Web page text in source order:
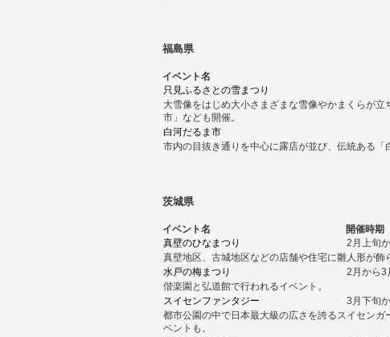
福島県
イベント名
只見ふるさとの雪まつり
大雪像をはじめ大小さまざまな雪像やかまくらが
市」なども開催。
白河だるま市
市内の目抜き通りを中心に露店が並び、伝統ある「
茨城県
イベント名 開催時期
真壁のひなまつり
2月上旬
真壁地区、古城地区などの店舗や住宅に雛人形が飾
水戸の梅まつり
2月から3
偕楽園と弘道館で行われるイベント。
スイセンファンタジー
3月下旬
都市公園の中で日本最大級の広さを誇るスイセン
ベントも。